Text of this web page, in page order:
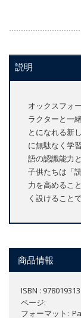
説明
オックスフォ
ラクターと一
とになれる新
に無駄なく学
語の認識能力
子供たちは「
力を高めるこ
く設けること
商品情報
ISBN :
ページ
フォーマット